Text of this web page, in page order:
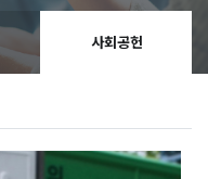
사회공헌